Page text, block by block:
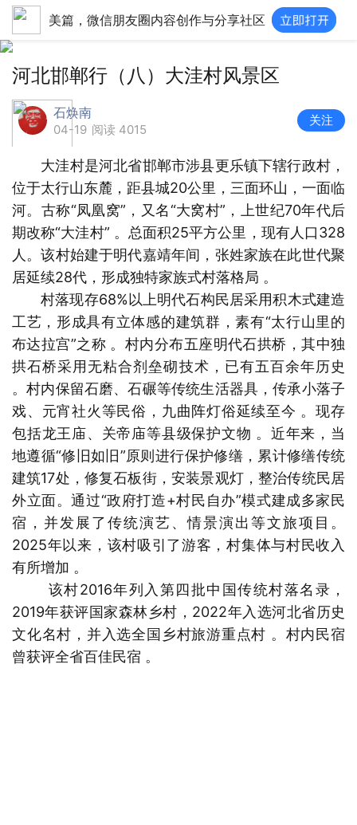
美篇，微信朋友圈内容创作与分享社区
河北邯郸行（八）大洼村风景区
石焕南
04-19 阅读 4015
关注
大洼村是河北省邯郸市涉县更乐镇下辖行政村，
位于太行山东麓，距县城20公里，三面环山，一面临
河。古称“凤凰窝”，又名“大窝村”，上世纪70年代后
期改称“大洼村” 。总面积25平方公里，现有人口328
人。该村始建于明代嘉靖年间，张姓家族在此世代聚
居延续28代，形成独特家族式村落格局 。
村落现存68%以上明代石构民居采用积木式建造
工艺，形成具有立体感的建筑群，素有“太行山里的
布达拉宫”之称 。村内分布五座明代石拱桥，其中独
拱石桥采用无粘合剂垒砌技术，已有五百余年历史
。村内保留石磨、石碾等传统生活器具，传承小落子
戏、元宵社火等民俗，九曲阵灯俗延续至今 。现存
包括龙王庙、关帝庙等县级保护文物 。近年来，当
地遵循“修旧如旧”原则进行保护修缮，累计修缮传统
建筑17处，修复石板街，安装景观灯，整治传统民居
外立面。通过“政府打造+村民自办”模式建成多家民
宿，并发展了传统演艺、情景演出等文旅项目。
2025年以来，该村吸引了游客，村集体与村民收入
有所增加 。
该村2016年列入第四批中国传统村落名录，
2019年获评国家森林乡村，2022年入选河北省历史
文化名村，并入选全国乡村旅游重点村 。村内民宿
曾获评全省百佳民宿 。